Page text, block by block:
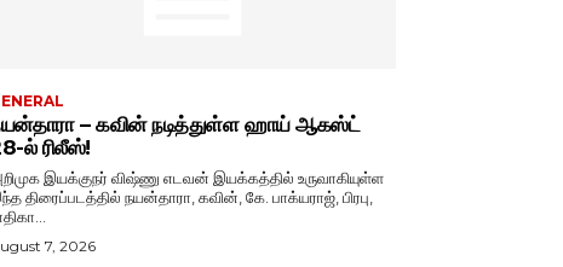
– கவின் நடித்துள்ள ஹாய் ஆகஸ்ட்
ல் ரிலீஸ்!
இயக்குநர் விஷ்ணு எடவன் இயக்கத்தில் உருவாகியுள்ள
திரைப்படத்தில் நயன்தாரா, கவின், கே. பாக்யராஜ், பிரபு,
7, 2026